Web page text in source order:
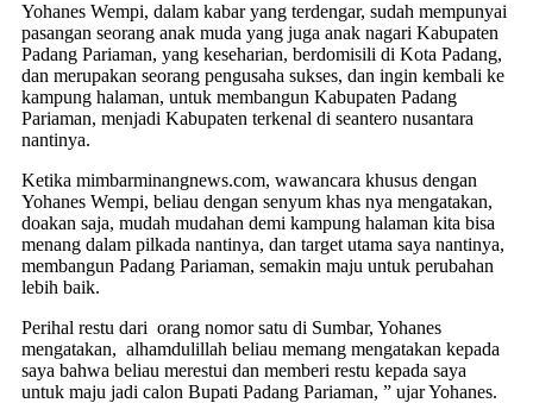
Yohanes Wempi, dalam kabar yang terdengar, sudah mempunyai
pasangan seorang anak muda yang juga anak nagari Kabupaten
Padang Pariaman, yang keseharian, berdomisili di Kota Padang,
dan merupakan seorang pengusaha sukses, dan ingin kembali ke
kampung halaman, untuk membangun Kabupaten Padang
Pariaman, menjadi Kabupaten terkenal di seantero nusantara
nantinya.
Ketika mimbarminangnews.com, wawancara khusus dengan
Yohanes Wempi, beliau dengan senyum khas nya mengatakan,
doakan saja, mudah mudahan demi kampung halaman kita bisa
menang dalam pilkada nantinya, dan target utama saya nantinya,
membangun Padang Pariaman, semakin maju untuk perubahan
lebih baik.
Perihal restu dari orang nomor satu di Sumbar, Yohanes
mengatakan, alhamdulillah beliau memang mengatakan kepada
saya bahwa beliau merestui dan memberi restu kepada saya
untuk maju jadi calon Bupati Padang Pariaman, ” ujar Yohanes.